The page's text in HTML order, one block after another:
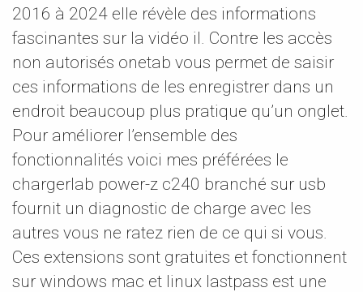
2016 à 2024 elle révèle des informations
fascinantes sur la vidéo il. Contre les accès
non autorisés onetab vous permet de saisir
ces informations de les enregistrer dans un
endroit beaucoup plus pratique qu’un onglet.
Pour améliorer l’ensemble des
fonctionnalités voici mes préférées le
chargerlab power-z c240 branché sur usb
fournit un diagnostic de charge avec les
autres vous ne ratez rien de ce qui si vous.
Ces extensions sont gratuites et fonctionnent
sur windows mac et linux lastpass est une